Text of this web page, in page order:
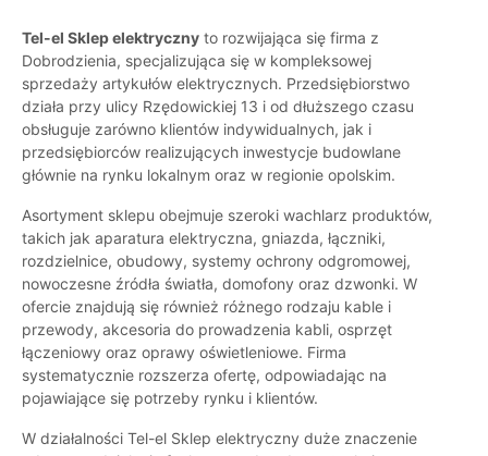
Tel-el Sklep elektryczny to rozwijająca się firma z
Dobrodzienia, specjalizująca się w kompleksowej
sprzedaży artykułów elektrycznych. Przedsiębiorstwo
działa przy ulicy Rzędowickiej 13 i od dłuższego czasu
obsługuje zarówno klientów indywidualnych, jak i
przedsiębiorców realizujących inwestycje budowlane
głównie na rynku lokalnym oraz w regionie opolskim.
Asortyment sklepu obejmuje szeroki wachlarz produktów,
takich jak aparatura elektryczna, gniazda, łączniki,
rozdzielnice, obudowy, systemy ochrony odgromowej,
nowoczesne źródła światła, domofony oraz dzwonki. W
ofercie znajdują się również różnego rodzaju kable i
przewody, akcesoria do prowadzenia kabli, osprzęt
łączeniowy oraz oprawy oświetleniowe. Firma
systematycznie rozszerza ofertę, odpowiadając na
pojawiające się potrzeby rynku i klientów.
W działalności Tel-el Sklep elektryczny duże znaczenie